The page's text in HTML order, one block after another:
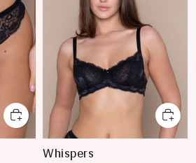
Whispers